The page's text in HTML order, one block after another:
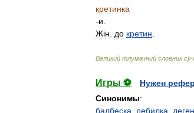
кретинка
-и
Жін до кретин
Великий тлумачний словник
Игры ⚽
Нужен
Синонимы:
балбеска
дебилка